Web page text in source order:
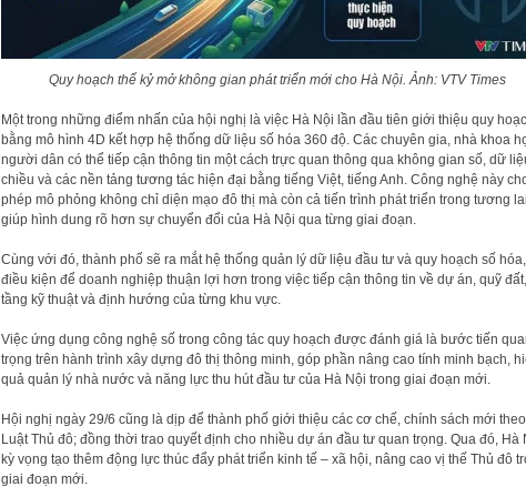
Quy hoạch thế kỷ mở không gian phát triển mới cho Hà Nội. Ảnh: VTV Times
Một trong những điểm nhấn của hội nghị là việc Hà Nội lần đầu tiên giới thiệu quy
bằng mô hình 4D kết hợp hệ thống dữ liệu số hóa 360 độ. Các chuyên gia, nhà khoa
người dân có thể tiếp cận thông tin một cách trực quan thông qua không gian số, dữ
chiều và các nền tảng tương tác hiện đại bằng tiếng Việt, tiếng Anh. Công nghệ này
phép mô phỏng không chỉ diện mạo đô thị mà còn cả tiến trình phát triển trong tương lai,
giúp hình dung rõ hơn sự chuyển đổi của Hà Nội qua từng giai đoạn.
Cùng với đó, thành phố sẽ ra mắt hệ thống quản lý dữ liệu đầu tư và quy hoạch số
điều kiện để doanh nghiệp thuận lợi hơn trong việc tiếp cận thông tin về dự án, quỹ
tầng kỹ thuật và định hướng của từng khu vực.
Việc ứng dụng công nghệ số trong công tác quy hoạch được đánh giá là bước tiến
trọng trên hành trình xây dựng đô thị thông minh, góp phần nâng cao tính minh bạch,
quả quản lý nhà nước và năng lực thu hút đầu tư của Hà Nội trong giai đoạn mới.
Hội nghị ngày 29/6 cũng là dịp để thành phố giới thiệu các cơ chế, chính sách mới theo
Luật Thủ đô; đồng thời trao quyết định cho nhiều dự án đầu tư quan trọng. Qua đó, Hà
kỳ vọng tạo thêm động lực thúc đẩy phát triển kinh tế – xã hội, nâng cao vị thế Thủ đô
giai đoạn mới.